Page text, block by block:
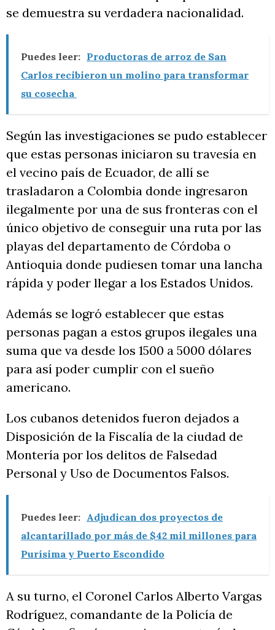
se demuestra su verdadera nacionalidad.
Puedes leer: Productoras de arroz de San
Carlos recibieron un molino para transformar
su cosecha
Según las investigaciones se pudo establecer
que estas personas iniciaron su travesía en
el vecino país de Ecuador, de allí se
trasladaron a Colombia donde ingresaron
ilegalmente por una de sus fronteras con el
único objetivo de conseguir una ruta por las
playas del departamento de Córdoba o
Antioquia donde pudiesen tomar una lancha
rápida y poder llegar a los Estados Unidos.
Además se logró establecer que estas
personas pagan a estos grupos ilegales una
suma que va desde los 1500 a 5000 dólares
para así poder cumplir con el sueño
americano.
Los cubanos detenidos fueron dejados a
Disposición de la Fiscalía de la ciudad de
Montería por los delitos de Falsedad
Personal y Uso de Documentos Falsos.
Puedes leer: Adjudican dos proyectos de
alcantarillado por más de $42 mil millones para
Purísima y Puerto Escondido
A su turno, el Coronel Carlos Alberto Vargas
Rodríguez, comandante de la Policía de